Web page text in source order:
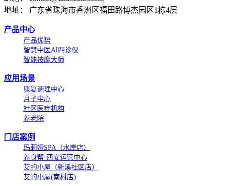
地址： 广东省珠海市香洲区福田路博杰园区1栋4层
产品中心
产品优势
智慧中医AI四诊仪
智能按摩大师
应用场景
康复调理中心
月子中心
社区医疗机构
养老院
门店案例
玛莉娅SPA（水岸店）
养身帮-西安运营中心
艾的小屋（新溪社区店）
艾的小屋(南村店)